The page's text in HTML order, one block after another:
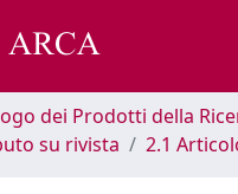
dei Prodotti della
su rivista
2.1